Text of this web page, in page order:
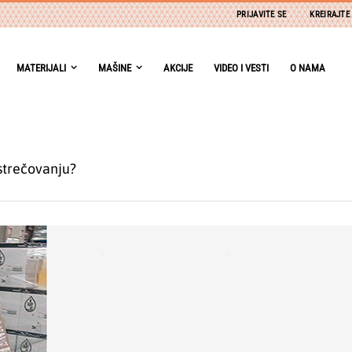
PRIJAVITE SE
MATERIJALI MAŠINE AKCIJE VIDEO I VESTI O NAMA